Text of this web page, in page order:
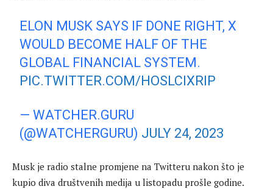
ELON MUSK SAYS IF DONE RIGHT, X
WOULD BECOME HALF OF THE
GLOBAL FINANCIAL SYSTEM.
PIC.TWITTER.COM/HOSLCIXRIP
— WATCHER.GURU
(@WATCHERGURU) JULY 24, 2023
Musk je radio stalne promjene na Twitteru nakon što je
kupio diva društvenih medija u listopadu prošle godine.